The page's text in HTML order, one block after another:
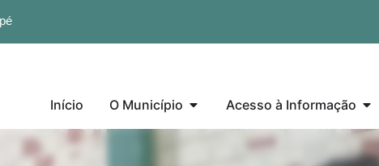
Início O Município Acesso à Informação